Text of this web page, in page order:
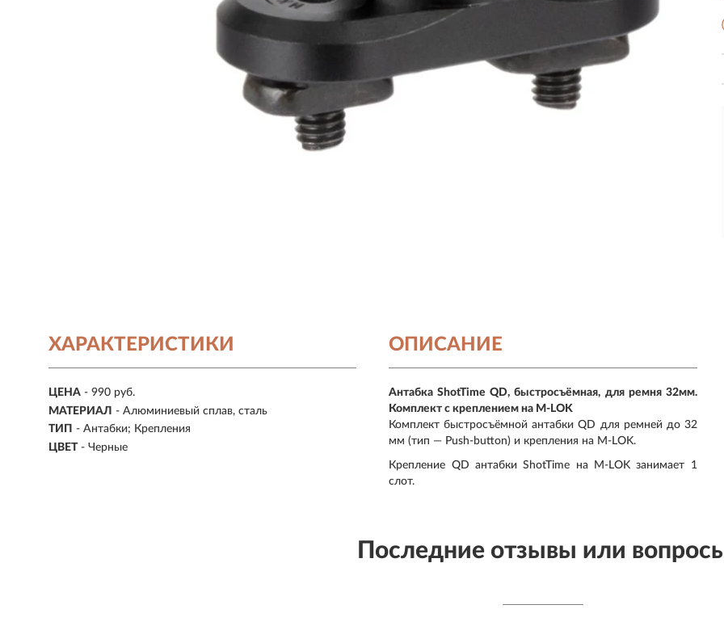
ХАРАКТЕРИСТИКИ
ЦЕНА - 990 руб.
МАТЕРИАЛ - Алюминиевый сплав, сталь
ТИП - Антабки; Крепления
ЦВЕТ - Черные
ОПИСАНИЕ
Антабка ShotTime QD, быстросъёмная, для ремня 32мм.
Комплект с креплением на M-LOK
Комплект быстросъёмной антабки QD для ремней до 32
мм (тип — Push-button) и крепления на M-LOK.
Крепление QD антабки ShotTime на M-LOK занимает 1
слот.
Последние отзывы или